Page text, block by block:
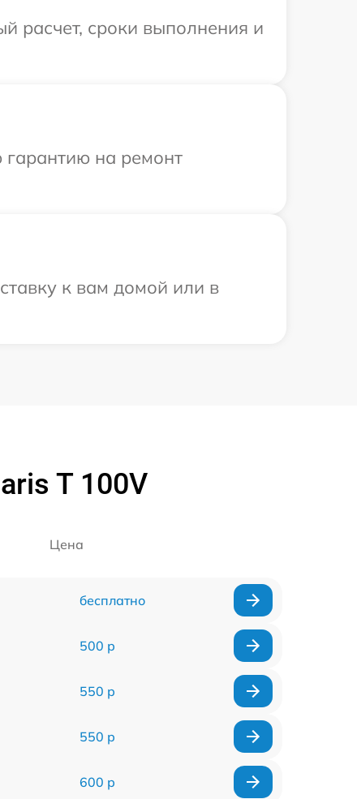
расчет, сроки выполнения и
на ремонт
к вам домой или в
T 100V
Цена
бесплатно
500 р
550 р
550 р
600 р